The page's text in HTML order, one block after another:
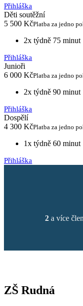
Přihláška
Děti soutěžní
5 500 KčPlatba za jedno
2x týdně 75 minut
Přihláška
Junioři
6 000 KčPlatba za jedno
2x týdně 90 minut
Přihláška
Dospělí
4 300 KčPlatba za jedno
1x týdně 60 minut
Přihláška
2a více
ZŠ Rudná